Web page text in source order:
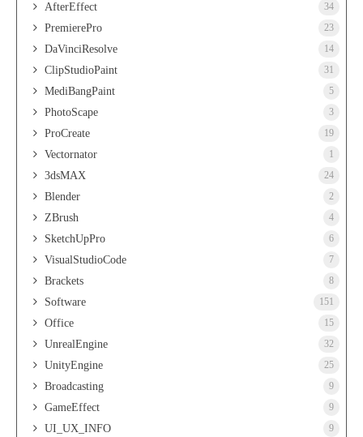
AfterEffect 34
PremierePro 23
DaVinciResolve 14
ClipStudioPaint 31
MediBangPaint 5
PhotoScape 3
ProCreate 19
Vectornator 1
3dsMAX 24
Blender 2
ZBrush 4
SketchUpPro 6
VisualStudioCode 7
Brackets 8
Software 151
Office 15
UnrealEngine 32
UnityEngine 25
Broadcasting 9
GameEffect 9
UI_UX_INFO 9